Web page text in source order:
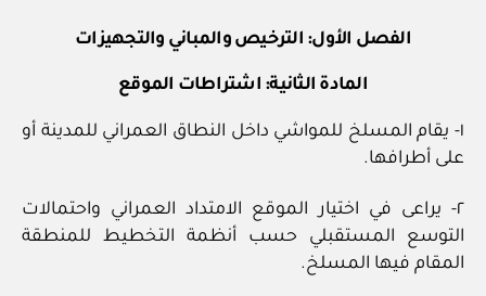
الفصل الأول: الترخيص والمباني والتجهيزات
المادة الثانية: اشتراطات الموقع
١- يقام المسلخ للمواشي داخل النطاق العمراني للمدينة أو
على أطرافها.
٢- يراعى في اختيار الموقع الامتداد العمراني واحتمالات
التوسع المستقبلي حسب أنظمة التخطيط للمنطقة
المقام فيها المسلخ.